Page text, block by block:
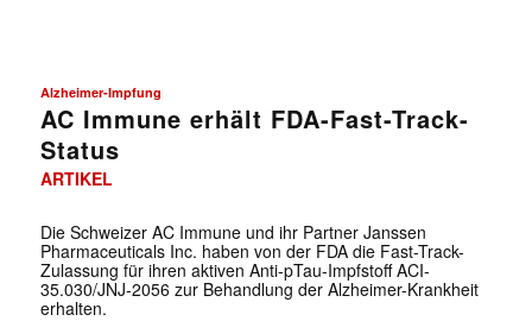
Alzheimer-Impfung
AC Immune erhält FDA-Fast-Track-
Status
ARTIKEL
Die Schweizer AC Immune und ihr Partner Janssen
Pharmaceuticals Inc. haben von der FDA die Fast-Track-
Zulassung für ihren aktiven Anti-pTau-Impfstoff ACI-
35.030/JNJ-2056 zur Behandlung der Alzheimer-Krankheit
erhalten.